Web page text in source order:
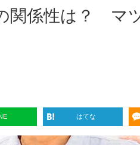
関係性は？ マ
はてな